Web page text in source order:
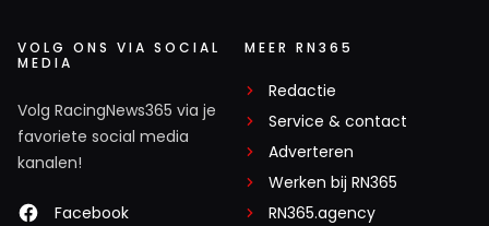
Precies dat. Hij moet zich nog ontwikkelen om een
complete rijder. Op dit moment zou Verstappen hem
in gelijkwaardig materiaal verslaan. Vind het mooi
om te zien dat ze zo'n goede onderlinge band hebben.
VOLG ONS VIA SOCIAL
MEDIA
Volg RacingNews365 via je
favoriete social media
kanalen!
Facebook
MEER RN365
Redactie
Service & contact
Adverteren
Werken bij RN365
RN365.agency